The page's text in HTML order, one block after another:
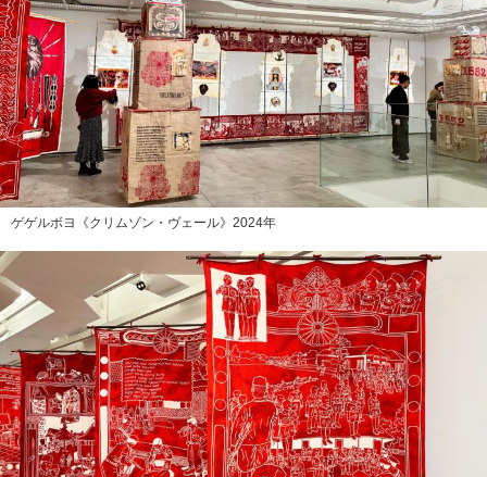
ゲゲルボヨ《クリムゾン・ヴェール》2024年